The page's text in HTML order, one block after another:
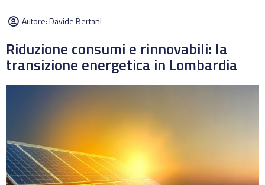
Autore:Davide Bertani
Riduzione consumi e rinnovabili: la
transizione energetica in Lombardia